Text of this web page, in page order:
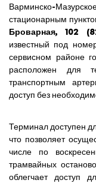
Варминско-
стационарным
Броварная, 102
известный под
сервисном районе
расположен для
транспортным
доступ без
Терминал доступен
что позволяет
числе по
трамвайных
облегчает доступ